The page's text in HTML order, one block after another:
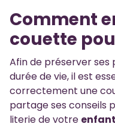
Comment
couette
Afin de préserver
durée de vie, il est
correctement une
partage ses conseils
literie de votre enfant